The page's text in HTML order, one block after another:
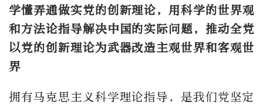
学懂弄通做实党的创新理论，用科学的世界观
和方法论指导解决中国的实际问题，推动全党
以党的创新理论为武器改造主观世界和客观世
界
拥有马克思主义科学理论指导，是我们党坚定